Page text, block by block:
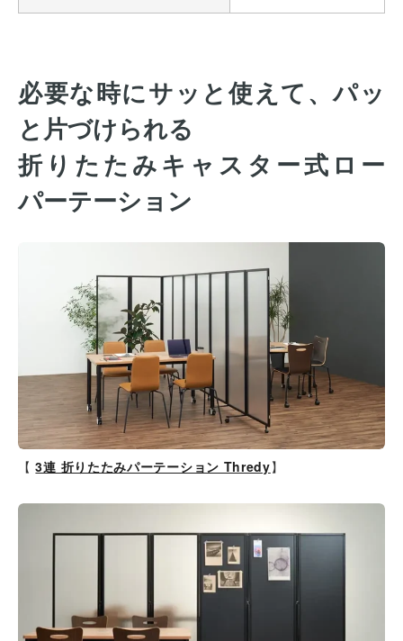
必要な時にサッと使えて、パッ
と片づけられる
折りたたみキャスター式ロー
パーテーション
【3連 折りたたみパーテーション Thredy】